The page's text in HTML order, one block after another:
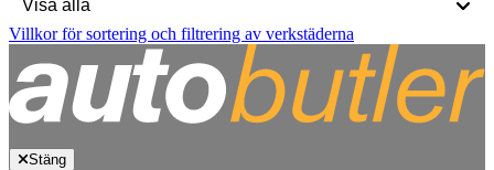
Villkor för sortering och filtrering av verkstäderna
Stäng